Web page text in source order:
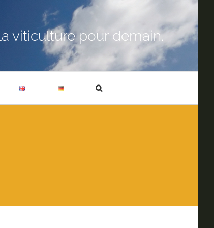
viticulture pour demain.